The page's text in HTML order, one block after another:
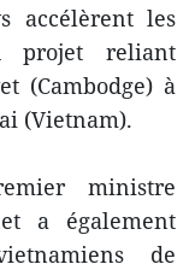
accélèrent les
projet reliant
(Cambodge) à
(Vietnam).
ministre
a également
de